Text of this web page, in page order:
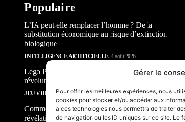
Gérer le
Pour offrir les meilleures expériences, nous
cookies pour stocker et/ou accéder aux
à ces technologies nous permettra de traiter
de navigation ou les ID uniques sur ce site. Le
Populaire
L’IA peut-elle remplacer l’homme ? De la
substitution économique au risque d’extinction
biologique
INTELLIGENCE ARTIFICIELLE 4 août 2026
Lego Pokémon Smart Play : 5 révélations sur la
révolution (sans écran) qui arrive en 2026
JEU VIDÉO 31 juillet 2026
Comment l’IA réinvente la sécurité de Chrome : 5
révélations surprenantes sur le futur de votre